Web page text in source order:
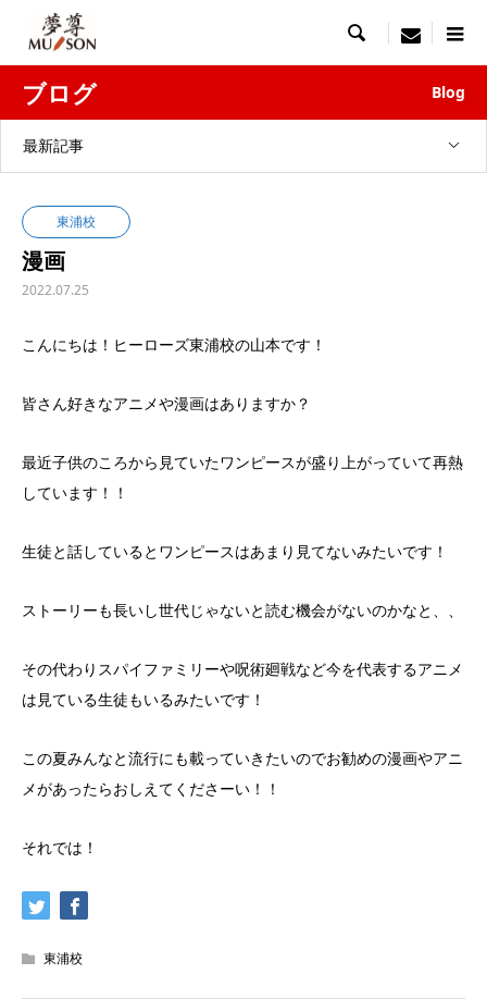
 menu
ブログ Blog
最新記事
東浦校
漫画
2022.07.25
こんにちは！ヒーローズ東浦校の山本です！
皆さん好きなアニメや漫画はありますか？
最近子供のころから見ていたワンピースが盛り上がっていて再熱
しています！！
生徒と話しているとワンピースはあまり見てないみたいです！
ストーリーも長いし世代じゃないと読む機会がないのかなと、、
その代わりスパイファミリーや呪術廻戦など今を代表するアニメ
は見ている生徒もいるみたいです！
この夏みんなと流行にも載っていきたいのでお勧めの漫画やアニ
メがあったらおしえてくださーい！！
それでは！
東浦校